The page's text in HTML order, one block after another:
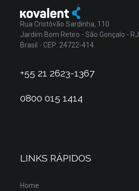
Rua Cristóvão Sardinha, 110
Jardim Bom Retiro - São Gonçalo - RJ
Brasil - CEP: 24722-414
+55 21 2623-1367
0800 015 1414
LINKS RÁPIDOS
Home